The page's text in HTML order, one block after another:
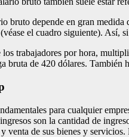
bruto depende en gran
el cuadro siguiente). Así,
trabajadores por hora,
bruta de 420 dólares.
para cualquier
son la cantidad de
venta de sus bienes y